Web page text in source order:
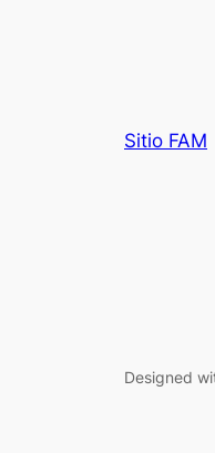
Sitio FAM
Designed